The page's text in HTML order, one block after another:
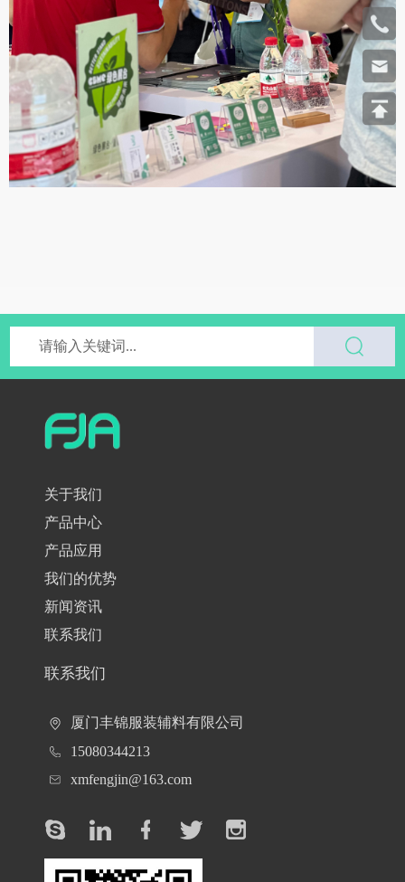
关于我们
产品中心
产品应用
我们的优势
新闻资讯
联系我们
联系我们
厦门丰锦服装辅料有限公司
15080344213
xmfengjin@163.com